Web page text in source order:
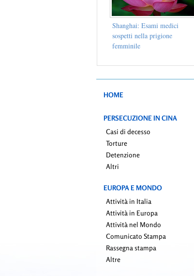
Shanghai: Esami medici
sospetti nella prigione
femminile
HOME
PERSECUZIONE IN CINA
Casi di decesso
Torture
Detenzione
Altri
EUROPA E MONDO
Attività in Italia
Attività in Europa
Attività nel Mondo
Comunicato Stampa
Rassegna stampa
Altre